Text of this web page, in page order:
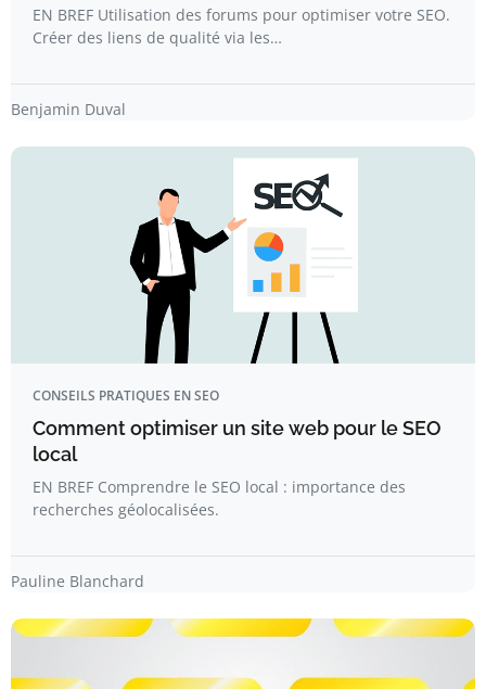
EN BREF Utilisation des forums pour optimiser votre SEO.
Créer des liens de qualité via les…
Benjamin Duval
CONSEILS PRATIQUES EN SEO
Comment optimiser un site web pour le SEO
local
EN BREF Comprendre le SEO local : importance des
recherches géolocalisées.
Pauline Blanchard